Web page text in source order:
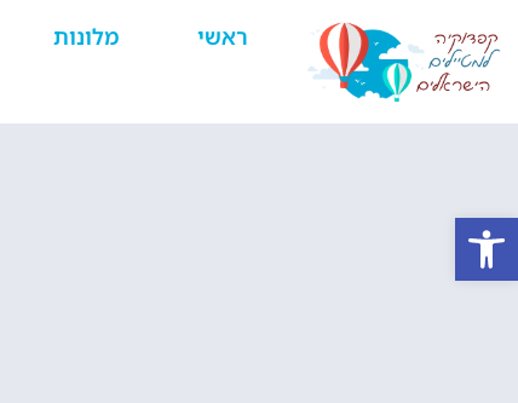
ראשי מלונות
פתח סרגל נגישות